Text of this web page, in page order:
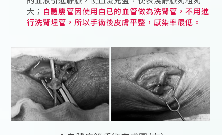
大； 自體廔管因使用自已的血管做為洗腎管，不用進
行洗腎埋管，所以手術後皮膚平整，感染率最低。